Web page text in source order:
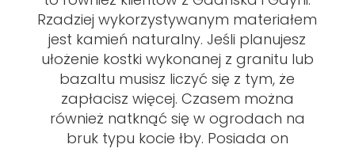
Rzadziej wykorzystywanym materiałem
jest kamień naturalny. Jeśli planujesz
ułożenie kostki wykonanej z granitu lub
bazaltu musisz liczyć się z tym, że
zapłacisz więcej. Czasem można
również natknąć się w ogrodach na
bruk typu kocie łby. Posiada on